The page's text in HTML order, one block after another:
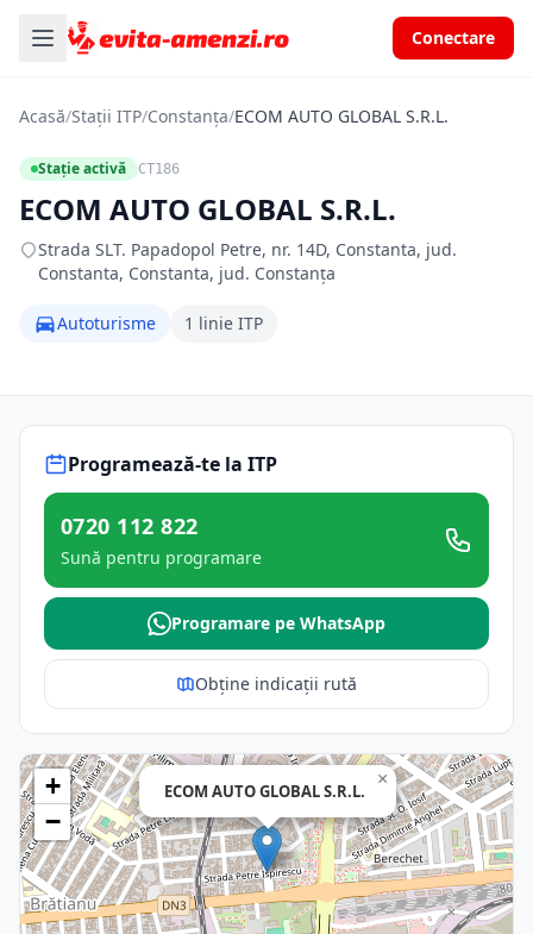
Conectare
Acasă/Stații ITP/Constanța/ECOM AUTO GLOBAL S.R.L.
Stație activă CT186
ECOM AUTO GLOBAL S.R.L.
Strada SLT. Papadopol Petre, nr. 14D, Constanta, jud.
Constanta, Constanta, jud. Constanța
Autoturisme 1 linie ITP
Programează-te la ITP
0720 112 822
Sună pentru programare
Programare pe WhatsApp
Obține indicații rută
ECOM AUTO GLOBAL S.R.L.
×
+
−